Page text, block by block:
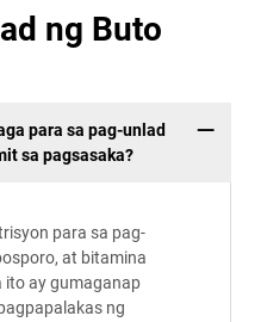
ng Buto
para sa pag-unlad
sa pagsasaka?
para sa pag-
at bitamina
ito ay gumaganap
ng